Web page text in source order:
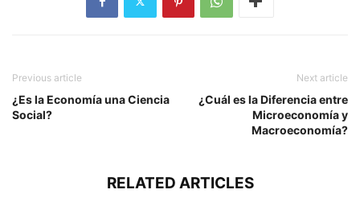
Previous article
¿Es la Economía una Ciencia
Social?
Next article
¿Cuál es la Diferencia entre
Microeconomía y
Macroeconomía?
RELATED ARTICLES